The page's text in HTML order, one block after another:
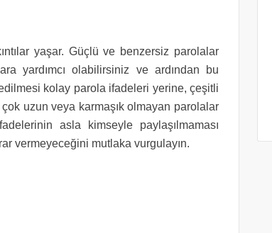
yaşar. Güçlü ve benzersiz parolalar
yardımcı olabilirsiniz ve ardından bu
kolay parola ifadeleri yerine, çeşitli
uzun veya karmaşık olmayan parolalar
asla kimseyle paylaşılmaması
vermeyeceğini mutlaka vurgulayın.